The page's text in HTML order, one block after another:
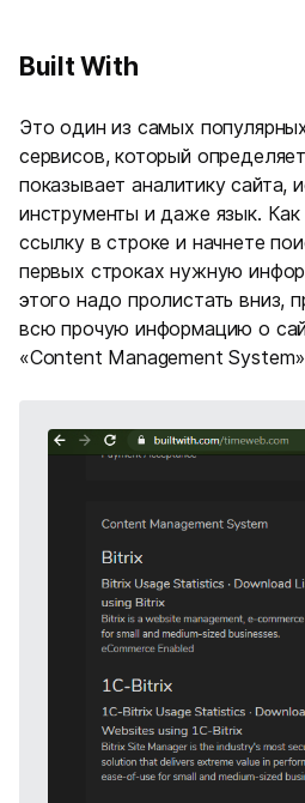
Built With
Это один из самых
сервисов, который
показывает аналитику сайта,
инструменты и даже язык.
ссылку в строке и начнете
первых строках нужную
этого надо пролистать вниз,
всю прочую информацию о
«Content Management